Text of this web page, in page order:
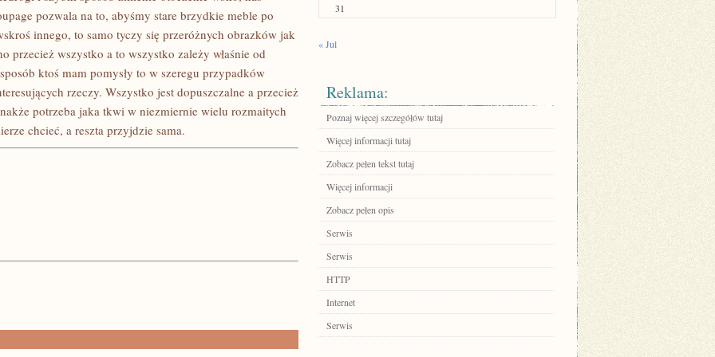
pozwala na to, abyśmy stare brzydkie meble po
innego, to samo tyczy się przeróżnych obrazków jak
przecież wszystko a to wszystko zależy właśnie od
ktoś mam pomysły to w szeregu przypadków
rzeczy. Wszystko jest dopuszczalne a przecież
potrzeba jaka tkwi w niezmiernie wielu rozmaitych
chcieć, a reszta przyjdzie sama.
31
« Jul
Reklama:
Poznaj więcej szczegółów tutaj
Więcej informacji tutaj
Zobacz pełen tekst tutaj
Więcej informacji
Zobacz pełen opis
Serwis
Serwis
HTTP
Internet
Serwis